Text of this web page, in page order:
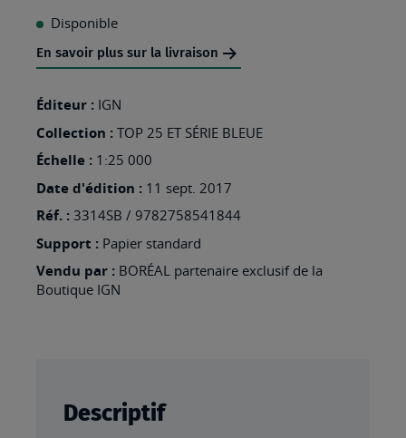
MOUSSON
Disponible
En savoir plus sur la livraison
Éditeur : IGN
Collection : TOP 25 ET SÉRIE BLEUE
Échelle : 1:25 000
Date d'édition : 11 sept. 2017
Réf. : 3314SB / 9782758541844
Support : Papier standard
Vendu par : BORÉAL partenaire exclusif de la
Boutique IGN
Descriptif